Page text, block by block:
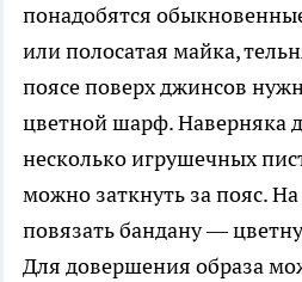
понадобятся
или полосатая майка,
поясе поверх джинсов
цветной шарф. Наверняка
несколько игрушечных
можно заткнуть за пояс.
повязать бандану —
Для довершения образа